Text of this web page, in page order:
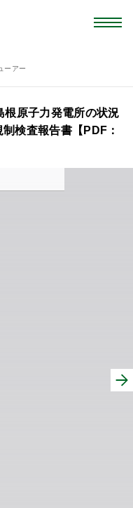
ーアー
原子力発電所の状況
検査報告書【PDF：